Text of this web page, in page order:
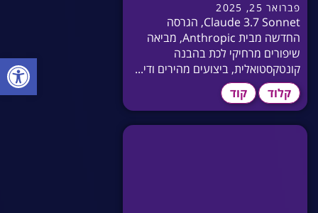
פברואר 25, 2025
Claude 3.7 Sonnet, הגרסה
החדשה מבית Anthropic, מביאה
שיפורים מרחיקי לכת בהבנה
קונטקסטואלית, ביצועים מהירים ודי...
קלוד
קוד
פתח